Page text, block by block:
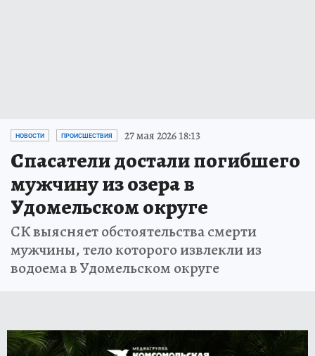
НОВОСТИ ПРОИСШЕСТВИЯ 27 мая 2026 18:13
Спасатели достали погибшего
мужчину из озера в
Удомельском округе
СК выясняет обстоятельства смерти
мужчины, тело которого извлекли из
водоема в Удомельском округе